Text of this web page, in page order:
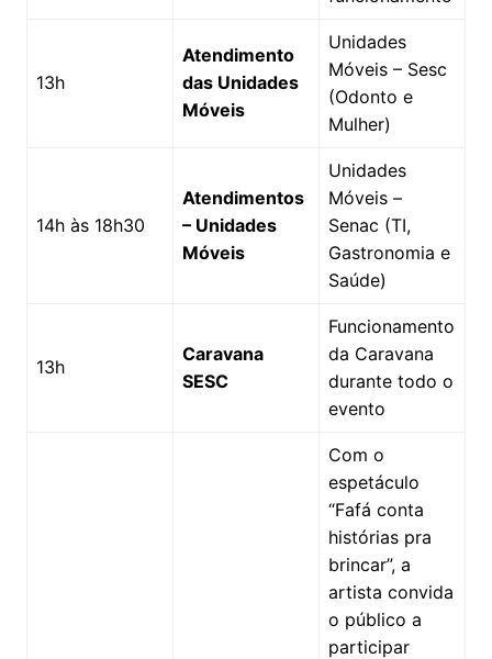
13h
Atendimento
das Unidades
Móveis
Unidades
Móveis – Sesc
(Odonto e
Mulher)
14h às 18h30
Atendimentos
– Unidades
Móveis
Unidades
Móveis –
Senac (TI,
Gastronomia e
Saúde)
13h
Caravana
SESC
Funcionamento
da Caravana
durante todo o
evento
Com o
espetáculo
“Fafá conta
histórias pra
brincar”, a
artista convida
o público a
participar